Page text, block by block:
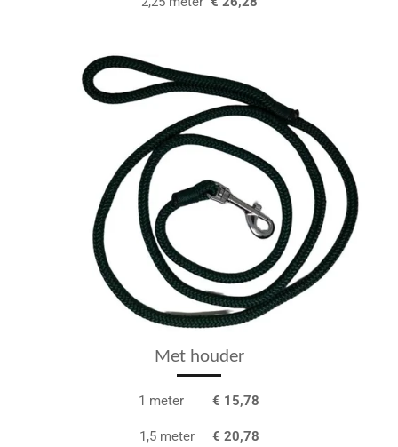
Met houder
1 meter € 15,78
1,5 meter € 20,78